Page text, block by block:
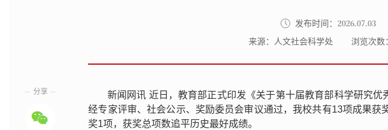
发布时间： 2026.07.03
来源：人文社会科学处 浏览次数：
新闻网讯 近日，教育部正式印发《关于第十届教育部科学研究优
经专家评审、社会公示、奖励委员会审议通过，我校共有13项成果获
奖1项，获奖总项数追平历史最好成绩。
分享